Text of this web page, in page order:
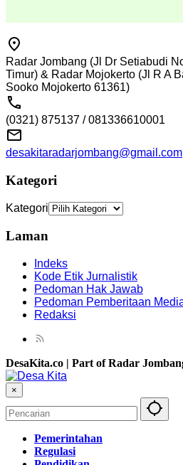
Radar Jombang (Jl Dr Setiabudi
Timur) & Radar Mojokerto (Jl R A
Sooko Mojokerto 61361)
(0321) 875137 / 081336610001
desakitaradarjombang@gmail.com
Kategori
Kategori
Laman
Indeks
Kode Etik Jurnalistik
Pedoman Hak Jawab
Pedoman Pemberitaan
Redaksi
DesaKita.co | Part of Radar
×
Pemerintahan
Regulasi